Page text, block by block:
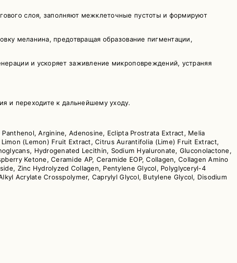
слоя, заполняют межклеточные пустоты и формируют
меланина, предотвращая образование пигментации,
и ускоряет заживление микроповреждений, устраняя
и переходите к дальнейшему уходу.
Arginine, Adenosine, Eclipta Prostrata Extract, Melia
(Lemon) Fruit Extract, Citrus Aurantifolia (Lime) Fruit Extract,
Hydrogenated Lecithin, Sodium Hyaluronate, Gluconolactone,
Ketone, Ceramide AP, Ceramide EOP, Collagen, Collagen Amino
Zinc Hydrolyzed Collagen, Pentylene Glycol, Polyglyceryl-4
Acrylate Crosspolymer, Caprylyl Glycol, Butylene Glycol, Disodium